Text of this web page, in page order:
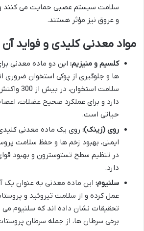
سلامت سیستم عصبی حمایت می کنند
و عروق نیز مؤثر هستند.
مواد معدنی کلیدی و فواید آن
کلسیم و منیزیم: این دو ماده معدنی
ها و جلوگیری از پوکی استخوان ضروری
سلامت
دارد و برای عملکرد صحیح عضلات،
حیاتی است.
روی (زینک): روی یک ماده معدنی
ایمنی، بهبود زخم ها و حفظ سلامت
در تنظیم سطح تستوسترون و بهبود
دارد.
سلنیوم: این ماده معدنی به عنوان یک
عمل کرده و از سلامت تیروئید و
تحقیقات نشان داده اند که سلنیوم
برخی سرطان ها، از جمله سرطان